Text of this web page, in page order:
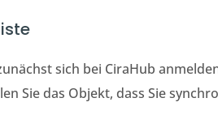
sich bei CiraHub
Sie das Objekt, dass Sie